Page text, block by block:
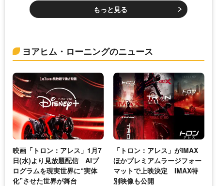
もっと見る
ヨアヒム・ローニングのニュース
映画「トロン：アレス」1月7
日(水)より見放題配信 AIプ
ログラムを現実世界に“実体
化”させた世界が舞台
「トロン：アレス」がIMAX
ほかプレミアムラージフォー
マットで上映決定 IMAX特
別映像も公開